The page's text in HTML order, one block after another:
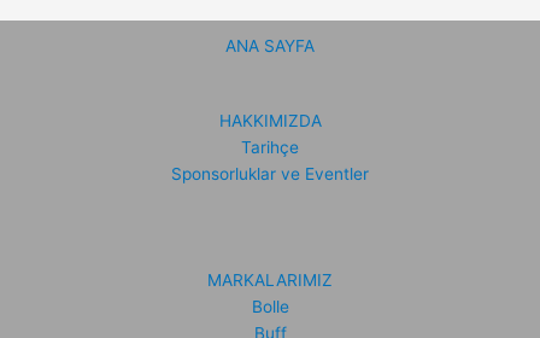
ANA SAYFA
HAKKIMIZDA
Tarihçe
Sponsorluklar ve Eventler
MARKALARIMIZ
Bolle
Buff